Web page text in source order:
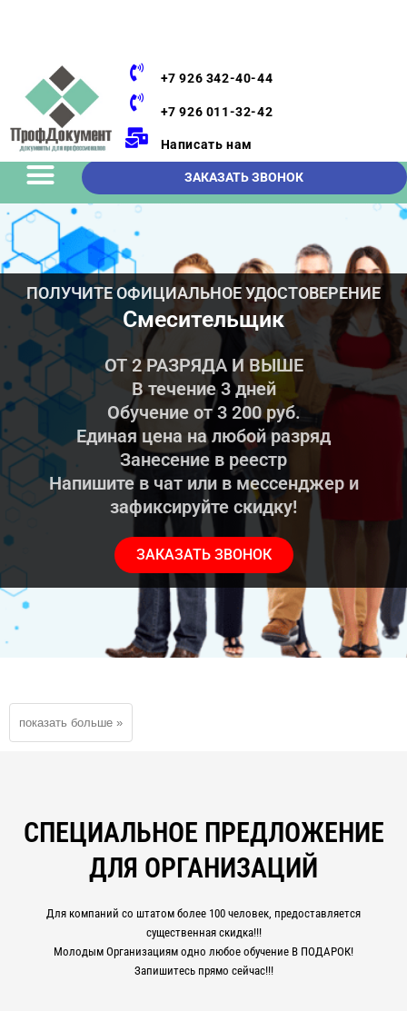
+7 926 342-40-44
+7 926 011-32-42
Написать нам
ЗАКАЗАТЬ ЗВОНОК
ПОЛУЧИТЕ ОФИЦИАЛЬНОЕ УДОСТОВЕРЕНИЕ
Смесительщик
ОТ 2 РАЗРЯДА И ВЫШЕ
В течение 3 дней
Обучение от 3 200 руб.
Единая цена на любой разряд
Занесение в реестр
Напишите в чат или в мессенджер и
зафиксируйте скидку!
ЗАКАЗАТЬ ЗВОНОК
СПЕЦИАЛЬНОЕ ПРЕДЛОЖЕНИЕ
ДЛЯ ОРГАНИЗАЦИЙ
Для компаний со штатом более 100 человек, предоставляется
существенная скидка!!!
Молодым Организациям одно любое обучение В ПОДАРОК!
Запишитесь прямо сейчас!!!